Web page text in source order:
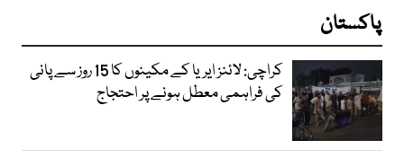
پاکستان
کراچی: لائنز ایریا کے مکینوں کا 15 روز سے پانی
کی فراہمی معطل ہونے پر احتجاج